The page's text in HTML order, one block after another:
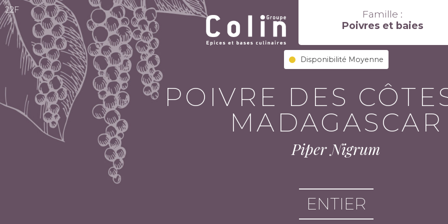
Famille :
Poivres et baies
Disponibilité Moyenne
22F
POIVRE DES
MADAGASCAR
Piper Nigrum
ENTIER